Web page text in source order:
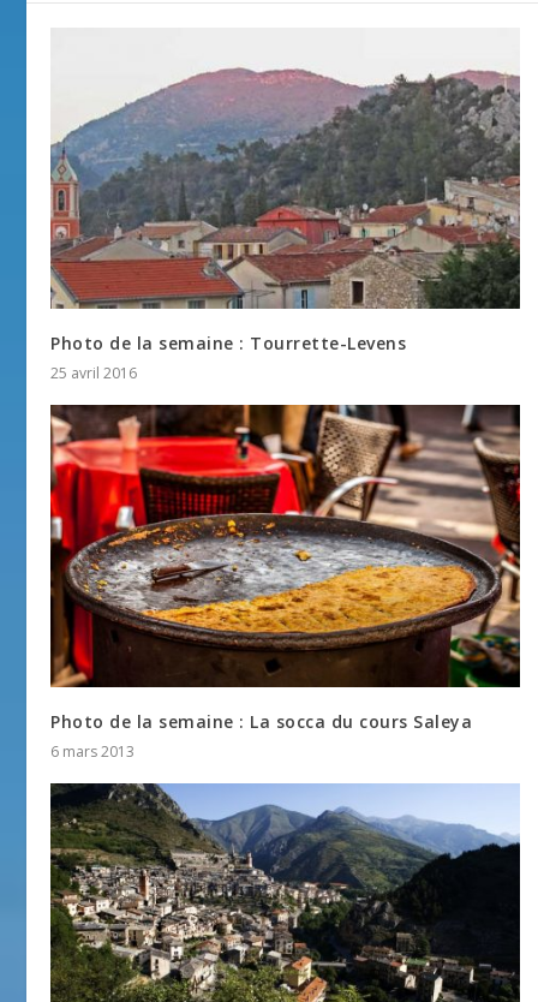
Photo de la semaine : Tourrette-Levens
25 avril 2016
Photo de la semaine : La socca du cours Saleya
6 mars 2013